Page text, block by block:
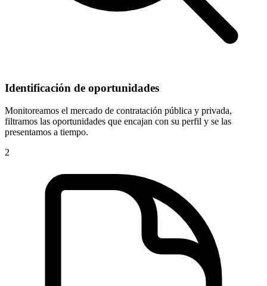
Identificación de oportunidades
Monitoreamos el mercado de contratación pública y privada,
filtramos las oportunidades que encajan con su perfil y se las
presentamos a tiempo.
2